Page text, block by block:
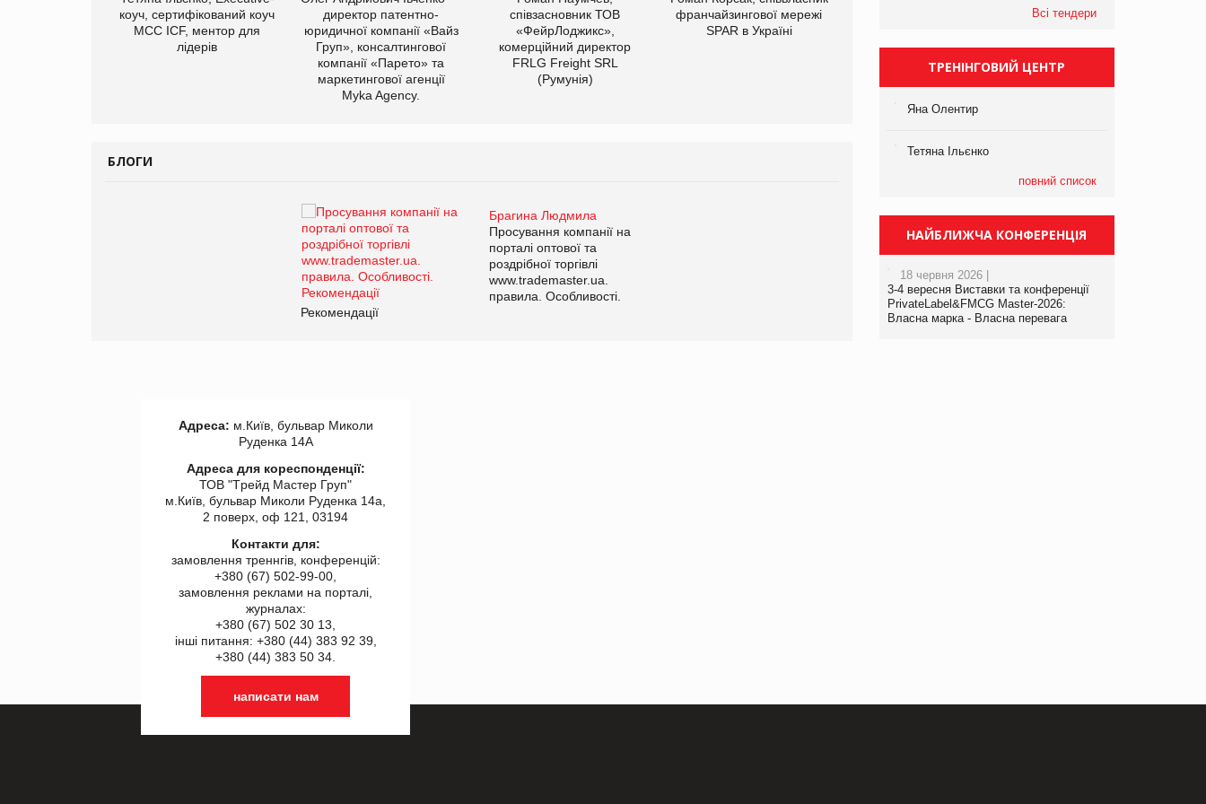
коуч, сертифікований коуч
МСС ICF, ментор для
лідерів
директор патентно-
юридичної компанії «Вайз
Груп», консалтингової
компанії «Парето» та
маркетингової агенції
Myka Agency.
співзасновник ТОВ
«ФейрЛоджикс»,
комерційний директор
FRLG Freight SRL
(Румунія)
франчайзингової мережі
SPAR в Україні
виробництва
компанії «УкраМарин»
БЛОГИ
Брагина Людмила
Просування компанії на
порталі оптової та
роздрібної торгівлі
www.trademaster.ua.
правила. Особливості.
Рекомендації
Брагина Людмила
Просування компанії на
www.trademaster.ua.
правила. Особливості.
Всі тендери
ТРЕНІНГОВИЙ ЦЕНТР
Яна Олентир
Тетяна Ільєнко
повний список
НАЙБЛИЖЧА КОНФЕРЕНЦІЯ
18 червня 2026 |
3-4 вересня Виставки та конференції
PrivateLabel&FMCG Master-2026:
Власна марка - Власна перевага
Адреса: м.Київ, бульвар Миколи
Руденка 14А
Адреса для кореспонденції:
ТОВ "Tрейд Мастер Груп"
м.Київ, бульвар Миколи Руденка 14а,
2 поверх, оф 121, 03194
Контакти для:
замовлення треннгів, конференцій:
+380 (67) 502-99-00,
замовлення реклами на порталі,
журналах:
+380 (67) 502 30 13,
інші питання: +380 (44) 383 92 39,
+380 (44) 383 50 34.
написати нам